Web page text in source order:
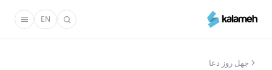
محتوای
EN
چهل روز دعا